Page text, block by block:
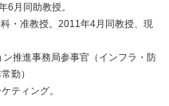
6月同助教授。
・准教授。2011年4月同教授、現
推進事務局参事官（インフラ・防
勤）
ティング。